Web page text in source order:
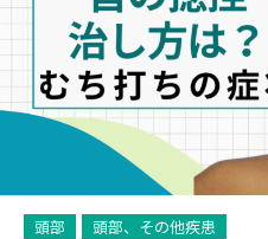
頭部 頭部、その他疾患